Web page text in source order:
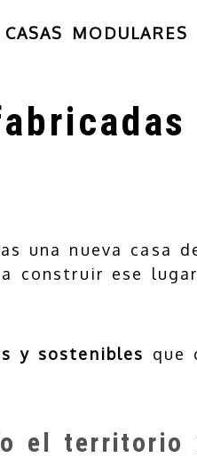
CASAS MODULARES
una nueva casa
construir ese
y sostenibles que
el territorio